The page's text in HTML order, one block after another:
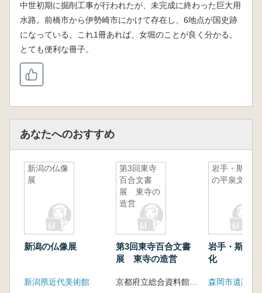
中世初期に掘削工事が行われたが、未完成に終わった巨大用
水路。前橋市から伊勢崎市にかけて存在し、6地点が国史跡
になっている。これ1冊あれば、女堀のことが良く分かる。
とても便利な冊子。
あなたへのおすすめ
新潟の仏像
展
新潟の仏像展
新潟県近代美術館
第3回東寺
百合文書
展 東寺の
造営
第3回東寺百合文書
展 東寺の造営
岩手・斯波
の平泉文化
岩手・斯波
化
森岡市遺跡の